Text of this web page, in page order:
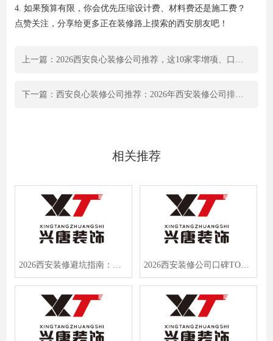
4. 如果预算有限，你会优先压缩设计费、材料费还是施工费？
点赞关注，分享给更多正在装修路上摸索的西安朋友吧！
上一篇：2026西安良心装修公司推荐，这10家零增项、口碑爆表，闭眼入！
下一篇：西安良心装修公司推荐：2026年西安装修公司排名前十强，别墅/毛坯房/大平层选公司指南
相关推荐
2026西安装修避坑指南：十大靠谱公司排名，兴唐装饰凭何领衔？ 2026西安装修公司口碑TOP5：中高端大平层装修推荐，轻奢新中式定制